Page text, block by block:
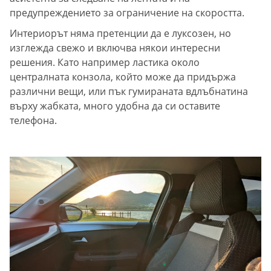
предупреждението за ограничение на скоростта.
Интериорът няма претенции да е луксозен, но
изглежда свежо и включва някои интересни
решения. Като например ластика около
централната конзола, който може да придържа
различни вещи, или пък гумираната вдлъбнатина
върху жабката, много удобна да си оставите
телефона.